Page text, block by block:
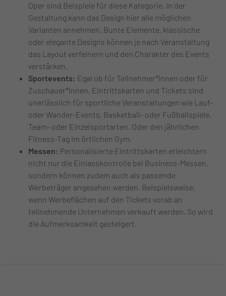
Oper sind Beispiele für diese Kategorie. In der
Gestaltung kann das Design hier alle möglichen
Varianten annehmen. Bunte Elemente, klassische
oder elegante Designs können je nach Veranstaltung
das Layout verfeinern und den Charakter des Events
verstärken.
Sportevents: Egal ob für Teilnehmer*innen oder für
Zuschauer*innen, Eintrittskarten und Tickets sind
unerlässlich für sportliche Veranstaltungen wie Lauf-
oder Wander-Events, Basketball- oder Fußballspiele,
Team- oder Einzelsportarten. Oder den jährlichen
Fitness-Tag im örtlichen Gym.
Messen: Personalisierte Eintrittskarten erleichtern
nicht nur die Einlasskontrolle bei Business-Messen,
sondern können zudem auch als passende
Werbeträger angesehen werden. Beispielsweise,
wenn Werbeflächen auf den Tickets vorab an
teilnehmende Unternehmen verkauft werden. So wird
die Aufmerksamkeit gesteigert.